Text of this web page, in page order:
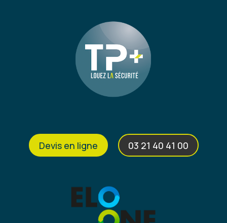
Devis en ligne 03 21 40 41 00